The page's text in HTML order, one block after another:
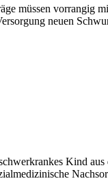
müssen vorrangig
neuen
Kind aus